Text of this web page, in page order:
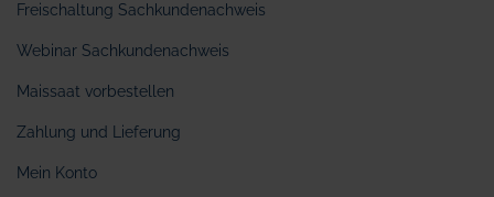
Freischaltung Sachkundenachweis
Webinar Sachkundenachweis
Maissaat vorbestellen
Zahlung und Lieferung
Mein Konto